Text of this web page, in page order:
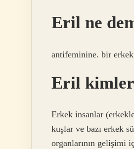
Eril ne
antifeminine. bir
Eril
Erkek insanlar
kuşlar ve bazı erkek
organlarının gelişimi